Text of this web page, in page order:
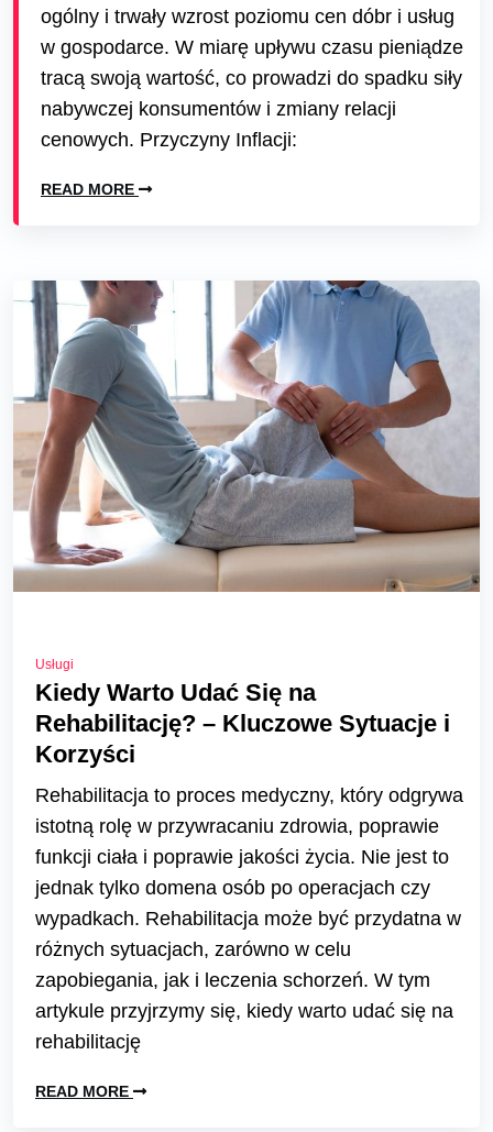
ogólny i trwały wzrost poziomu cen dóbr i usług
w gospodarce. W miarę upływu czasu pieniądze
tracą swoją wartość, co prowadzi do spadku siły
nabywczej konsumentów i zmiany relacji
cenowych. Przyczyny Inflacji:
READ MORE
Usługi
Kiedy Warto Udać Się na
Rehabilitację? – Kluczowe Sytuacje i
Korzyści
Rehabilitacja to proces medyczny, który odgrywa
istotną rolę w przywracaniu zdrowia, poprawie
funkcji ciała i poprawie jakości życia. Nie jest to
jednak tylko domena osób po operacjach czy
wypadkach. Rehabilitacja może być przydatna w
różnych sytuacjach, zarówno w celu
zapobiegania, jak i leczenia schorzeń. W tym
artykule przyjrzymy się, kiedy warto udać się na
rehabilitację
READ MORE